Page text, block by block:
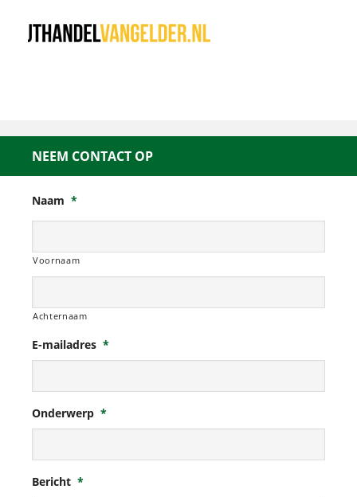
NEEM CONTACT OP
Naam *
Voornaam
Achternaam
E-mailadres *
Onderwerp *
Bericht *